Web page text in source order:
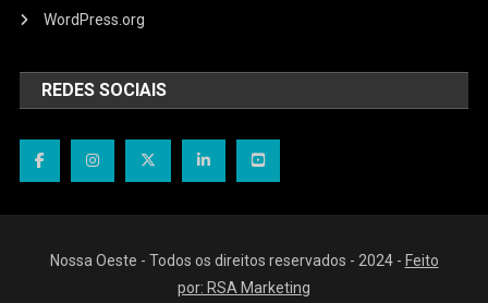
WordPress.org
REDES SOCIAIS
Nossa Oeste - Todos os direitos reservados - 2024 - Feito
por: RSA Marketing